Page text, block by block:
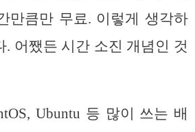
만큼만 무료. 이렇게 생각하
. 어쨌든 시간 소진 개념인 것
Ubuntu 등 많이 쓰는 배